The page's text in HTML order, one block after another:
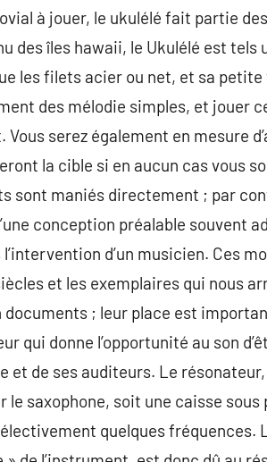
à jouer, le ukulélé fait partie
des îles hawaii, le Ukulélé est
les filets acier ou net, et sa
des mélodie simples, et jouer
Vous serez également en mesure
la cible si en aucun cas vous
sont maniés directement ; par
conception préalable souvent
d’un musicien. Ces
et les exemplaires qui nous
; leur place est
qui donne l’opportunité au son
et de ses auditeurs. Le
le saxophone, soit une caisse
quelques fréquences.